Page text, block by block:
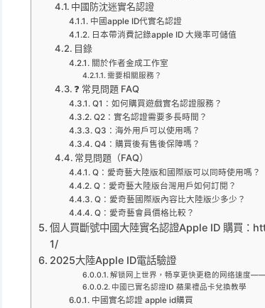
中國防沈迷實名認證
中國apple ID代實名認證
日本帶消費記錄apple ID 大幾率可儲值
目錄
關於作者金成工作室
需要相關服務？
❓ 常見問題 FAQ
Q1：如何購買遊戲實名認證服務？
Q2：實名認證需要多長時間？
Q3：海外用戶可以使用嗎？
Q4：購買後有售後保障嗎？
常見問題（FAQ）
Q：愛奇藝大陸版和國際版可以同時使用嗎？
Q：愛奇藝大陸版台灣用戶如何訂閱？
Q：愛奇藝國際版內容比大陸版少多少？
Q：愛奇藝會員價格比較？
個人買斷號中國大陸實名認證Apple ID 購買
1/
2025大陸Apple ID電話驗證
解锁网上世界，畅享更快更稳的网络速度
中國已實名認證ID 蘋果禮品卡兌換教學
中國實名認證 apple id購買